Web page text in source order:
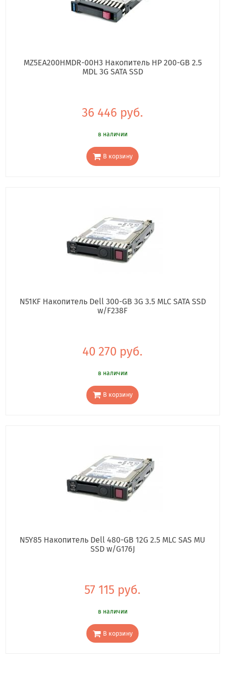
MZ5EA200HMDR-00H3 Накопитель HP 200-GB 2.5
MDL 3G SATA SSD
36 446 руб.
в наличии
В корзину
N51KF Накопитель Dell 300-GB 3G 3.5 MLC SATA SSD
w/F238F
40 270 руб.
в наличии
В корзину
N5Y85 Накопитель Dell 480-GB 12G 2.5 MLC SAS MU
SSD w/G176J
57 115 руб.
в наличии
В корзину